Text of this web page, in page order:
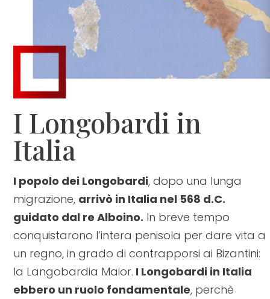
I Longobardi in
Italia
I popolo dei Longobardi, dopo una lunga
migrazione, arrivò in Italia nel 568 d.C.
guidato dal re Alboino. In breve tempo
conquistarono l’intera penisola per dare vita a
un regno, in grado di contrapporsi ai Bizantini:
la Langobardia Maior. I Longobardi in Italia
ebbero un ruolo fondamentale, perchè